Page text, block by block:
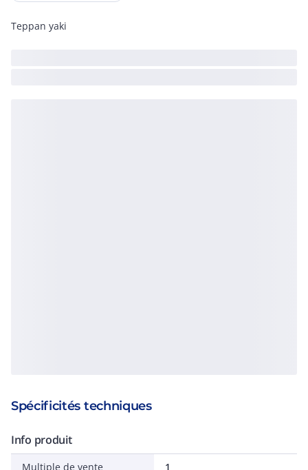
Teppan yaki
Spécificités techniques
Info produit
Multiple de vente 1